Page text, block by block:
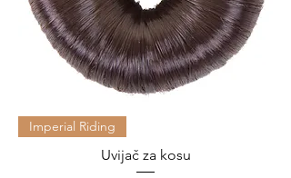
Imperial Riding
Uvijač za kosu